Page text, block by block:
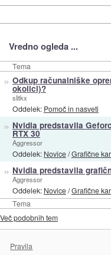
Vredno ogleda ...
Tema
Tema
» Odkup računalniške
okolici)?
slitkx
Oddelek: Pomoč in nasveti
» Nvidia predstavila
RTX 30
Aggressor
Oddelek: Novice/Grafične
» Nvidia predstavila
Aggressor
Oddelek: Novice/Grafične
Več podobnih tem
Pravila